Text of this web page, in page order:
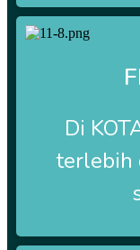
Di
terlebih